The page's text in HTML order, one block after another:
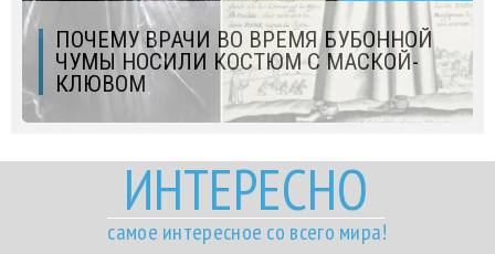
ПОЧЕМУ ВРАЧИ ВО ВРЕМЯ БУБОННОЙ
ЧУМЫ НОСИЛИ КОСТЮМ С МАСКОЙ-
КЛЮВОМ
ИНТЕРЕСНО
самое интересное со всего мира!